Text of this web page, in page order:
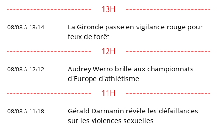
13H
08/08 à 13:14
La Gironde passe en vigilance rouge pour
feux de forêt
12H
08/08 à 12:12
Audrey Werro brille aux championnats
d'Europe d'athlétisme
11H
08/08 à 11:18
Gérald Darmanin révèle les défaillances
sur les violences sexuelles